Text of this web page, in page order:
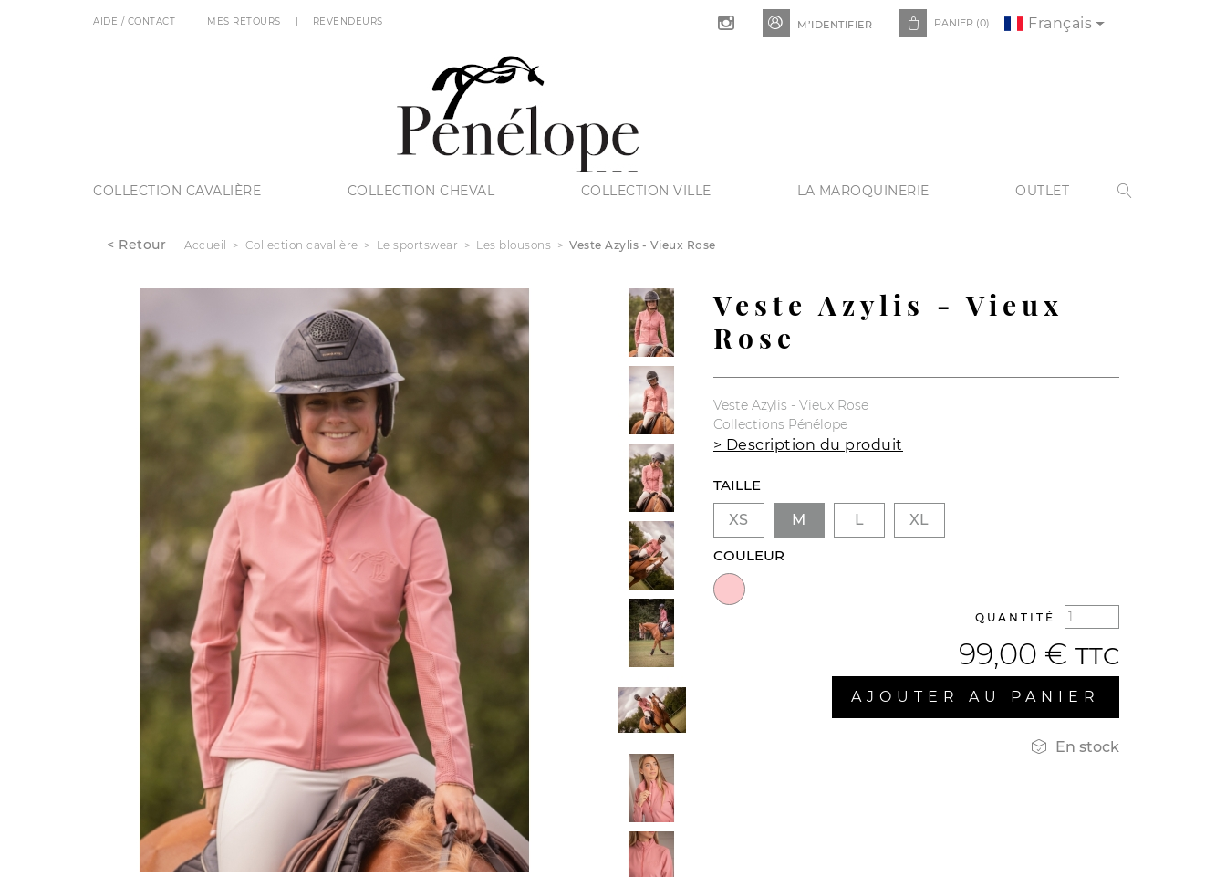
 M’IDENTIFIER  PANIER (0)
AIDE / CONTACT MES RETOURS REVENDEURS Français
COLLECTION CAVALIÈRE COLLECTION CHEVAL COLLECTION VILLE LA MAROQUINERIE OUTLET 
< Retour Accueil Collection cavalière Le sportswear Les blousons Veste Azylis - Vieux Rose
Veste Azylis - Vieux
Rose
Veste Azylis - Vieux Rose
Collections Pénélope
> Description du produit
TAILLE
XS
M L XL
COULEUR
QUANTITÉ
99,00 € TTC
AJOUTER AU PANIER
 En stock